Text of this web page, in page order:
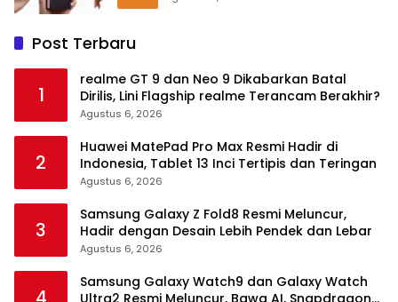
Post Terbaru
1
realme GT 9 dan Neo 9 Dikabarkan Batal
Dirilis, Lini Flagship realme Terancam Berakhir?
Agustus 6, 2026
2
Huawei MatePad Pro Max Resmi Hadir di
Indonesia, Tablet 13 Inci Tertipis dan Teringan
Agustus 6, 2026
3
Samsung Galaxy Z Fold8 Resmi Meluncur,
Hadir dengan Desain Lebih Pendek dan Lebar
Agustus 6, 2026
Samsung Galaxy Watch9 dan Galaxy Watch
Ultra2 Resmi Meluncur, Bawa AI, Snapdragon